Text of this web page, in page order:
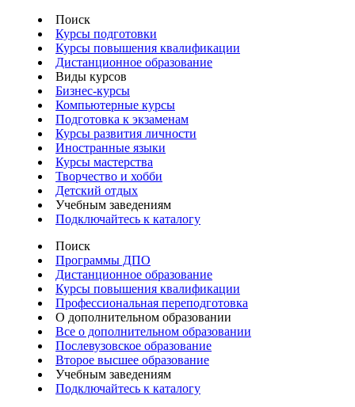
Поиск
Курсы подготовки
Курсы повышения квалификации
Дистанционное образование
Виды курсов
Бизнес-курсы
Компьютерные курсы
Подготовка к экзаменам
Курсы развития личности
Иностранные языки
Курсы мастерства
Творчество и хобби
Детский отдых
Учебным заведениям
Подключайтесь к каталогу
Поиск
Программы ДПО
Дистанционное образование
Курсы повышения квалификации
Профессиональная переподготовка
О дополнительном образовании
Все о дополнительном образовании
Послевузовское образование
Второе высшее образование
Учебным заведениям
Подключайтесь к каталогу